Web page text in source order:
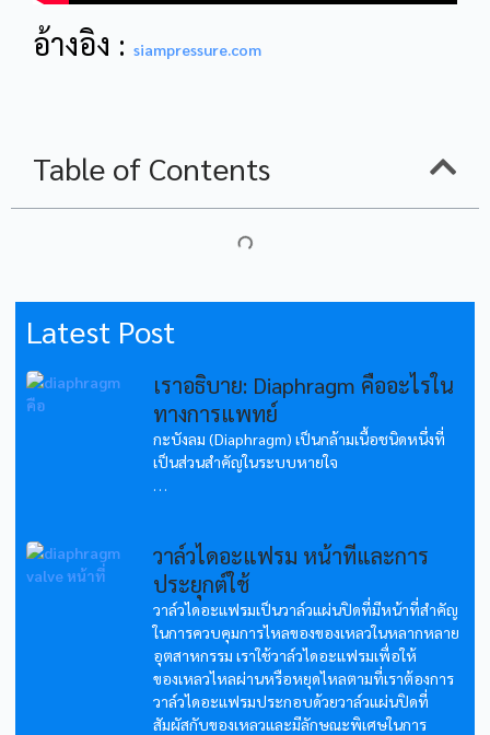
อ้างอิง : siampressure.com
Table of Contents
Latest Post
เราอธิบาย: Diaphragm คืออะไรใน
ทางการแพทย์
กะบังลม (Diaphragm) เป็นกล้ามเนื้อชนิดหนึ่งที่
เป็นส่วนสำคัญในระบบหายใจ
...
วาล์วไดอะแฟรม หน้าที่และการ
ประยุกต์ใช้
วาล์วไดอะแฟรมเป็นวาล์วแผ่นปิดที่มีหน้าที่สำคัญ
ในการควบคุมการไหลของของเหลวในหลากหลาย
อุตสาหกรรม เราใช้วาล์วไดอะแฟรมเพื่อให้
ของเหลวไหลผ่านหรือหยุดไหลตามที่เราต้องการ
วาล์วไดอะแฟรมประกอบด้วยวาล์วแผ่นปิดที่
สัมผัสกับของเหลวและมีลักษณะพิเศษในการ